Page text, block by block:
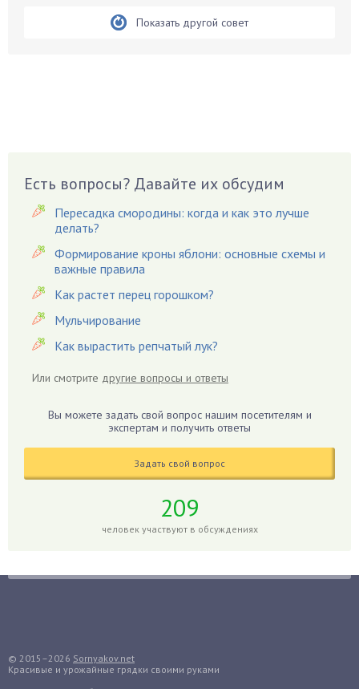
Вишня
Вредители
Гардения
Гацания
Гвоздики
Георгины
Герань
Гиацинт
Гиппеаструм
Годжи
Голубика
Гуава
Гузмания
Показать другой совет
Есть вопросы? Давайте их обсудим
Пересадка смородины: когда и как это лучше
делать?
Формирование кроны яблони: основные схемы и
важные правила
Как растет перец горошком?
Мульчирование
Как вырастить репчатый лук?
Или смотрите другие вопросы и ответы
Вы можете задать свой вопрос нашим посетителям и
экспертам и получить ответы
Задать свой вопрос
209
человек участвуют в обсуждениях
© 2015–2026 Sornyakov.net
Красивые и урожайные грядки своими руками